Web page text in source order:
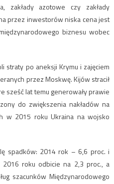
zakłady azotowe czy zakłady
przez inwestorów niska cena jest
biznesu wobec
straty po aneksji Krymu i zajęciem
przez Moskwę. Kijów stracił
sześć lat temu generowały prawie
do zwiększenia nakładów na
w 2015 roku Ukraina na wojsko
spadków: 2014 rok – 6,6 proc. i
roku odbicie na 2,3 proc., a
szacunków Międzynarodowego